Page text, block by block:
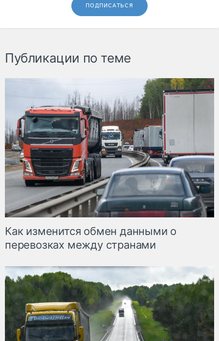
ПОДПИСАТЬСЯ
Публикации по теме
Как изменится обмен данными о
перевозках между странами